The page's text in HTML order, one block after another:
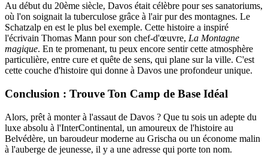
Au début du 20ème siècle, Davos était célèbre pour ses sanatoriums,
où l'on soignait la tuberculose grâce à l'air pur des montagnes. Le
Schatzalp en est le plus bel exemple. Cette histoire a inspiré
l'écrivain Thomas Mann pour son chef-d'œuvre, La Montagne
magique. En te promenant, tu peux encore sentir cette atmosphère
particulière, entre cure et quête de sens, qui plane sur la ville. C'est
cette couche d'histoire qui donne à Davos une profondeur unique.
Conclusion : Trouve Ton Camp de Base Idéal
Alors, prêt à monter à l'assaut de Davos ? Que tu sois un adepte du
luxe absolu à l'InterContinental, un amoureux de l'histoire au
Belvédère, un baroudeur moderne au Grischa ou un économe malin
à l'auberge de jeunesse, il y a une adresse qui porte ton nom.